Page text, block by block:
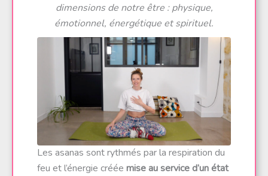
dimensions de notre être : physique,
émotionnel, énergétique et spirituel.
Les asanas sont rythmés par la respiration du
feu et l’énergie créée mise au service d’un état